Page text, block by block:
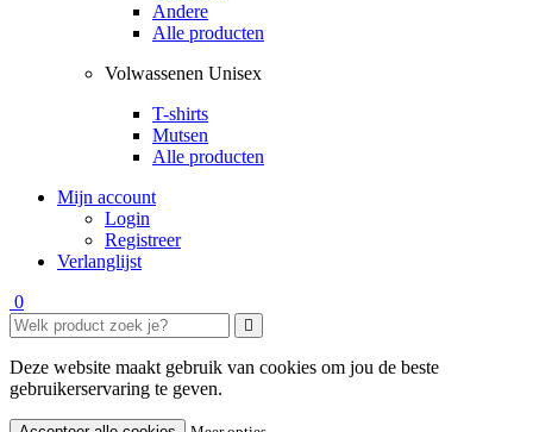
Andere
Alle producten
Volwassenen Unisex
T-shirts
Mutsen
Alle producten
Mijn account
Login
Registreer
Verlanglijst
0
Deze website maakt gebruik van cookies om jou de beste
gebruikerservaring te geven.